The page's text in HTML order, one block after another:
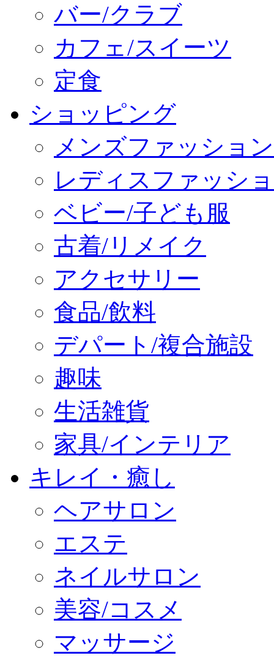
バー/クラブ
カフェ/スイーツ
定食
ショッピング
メンズファッション
レディスファッシ
ベビー/子ども服
古着/リメイク
アクセサリー
食品/飲料
デパート/複合施設
趣味
生活雑貨
家具/インテリア
キレイ・癒し
ヘアサロン
エステ
ネイルサロン
美容/コスメ
マッサージ